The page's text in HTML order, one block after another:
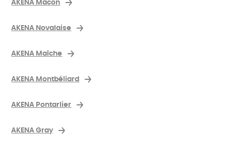
AKENA Mâcon
AKENA Novalaise
AKENA Maîche
AKENA Montbéliard
AKENA Pontarlier
AKENA Gray